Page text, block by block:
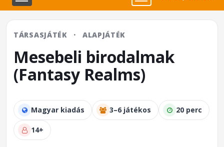
TÁRSASJÁTÉK · ALAPJÁTÉK
Mesebeli birodalmak
(Fantasy Realms)
Magyar kiadás 3–6 játékos 20 perc
14+